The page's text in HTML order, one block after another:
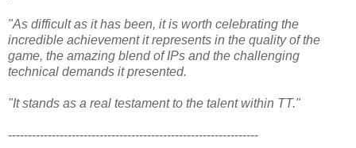
"As difficult as it has been, it is worth celebrating the
incredible achievement it represents in the quality of the
game, the amazing blend of IPs and the challenging
technical demands it presented.
"It stands as a real testament to the talent within TT."
---------------------------------------------------------------